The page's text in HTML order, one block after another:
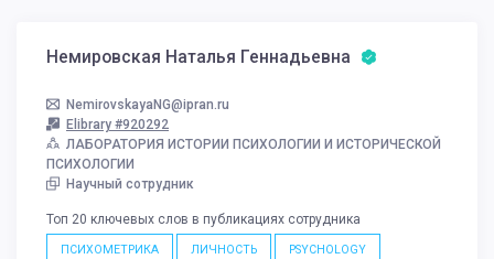
Немировская Наталья Геннадьевна
NemirovskayaNG@ipran.ru
Elibrary #920292
ЛАБОРАТОРИЯ ИСТОРИИ ПСИХОЛОГИИ И ИСТОРИЧЕСКОЙ
ПСИХОЛОГИИ
Научный сотрудник
Топ 20 ключевых слов в публикациях сотрудника
ПСИХОМЕТРИКА ЛИЧНОСТЬ PSYCHOLOGY